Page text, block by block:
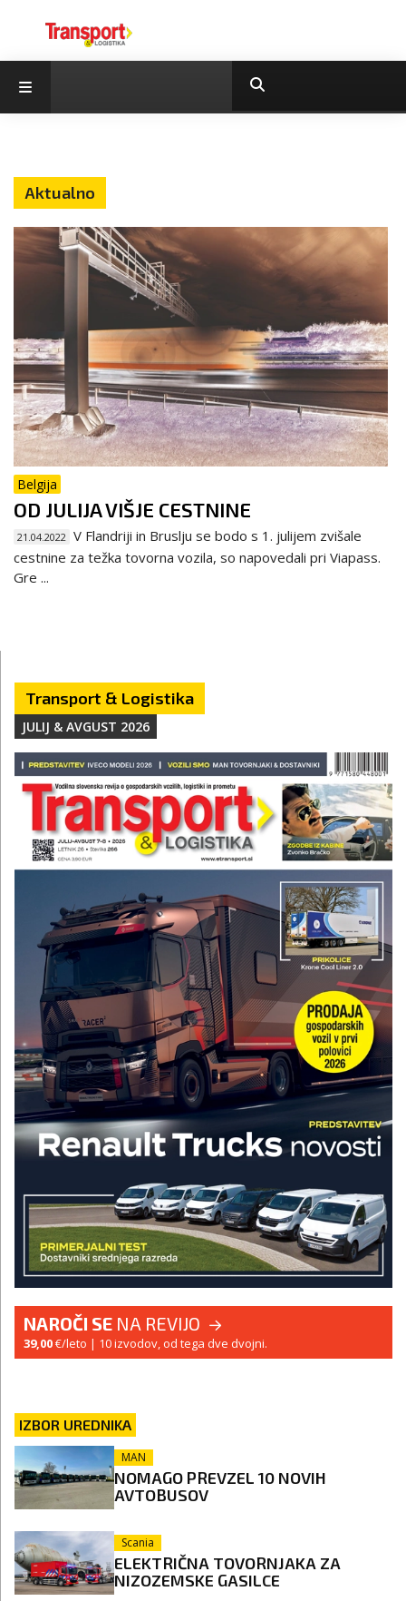
Aktualno
Belgija
OD JULIJA VIŠJE CESTNINE
21.04.2022 V Flandriji in Bruslju se bodo s 1. julijem zvišale
cestnine za težka tovorna vozila, so napovedali pri Viapass.
Gre ...
Transport & Logistika
JULIJ & AVGUST 2026
NAROČI SE NA REVIJO
39,00€/leto | 10 izvodov, od tega dve dvojni.
IZBOR UREDNIKA
MAN
NOMAGO PREVZEL 10 NOVIH
AVTOBUSOV
Scania
ELEKTRIČNA TOVORNJAKA ZA
NIZOZEMSKE GASILCE